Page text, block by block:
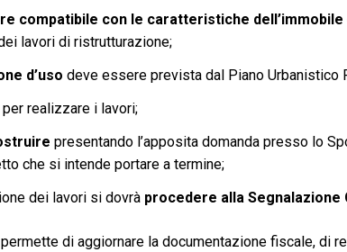
compatibile con le caratteristiche dell’immobile
lavori di ristrutturazione;
d’uso deve essere prevista dal Piano Urbanistico
realizzare i lavori;
presentando l’apposita domanda presso lo
che si intende portare a termine;
dei lavori si dovrà procedere alla
permette di aggiornare la documentazione fiscale, di